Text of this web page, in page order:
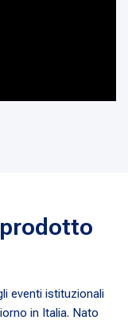
eventi istituzionali
in Italia. Nato